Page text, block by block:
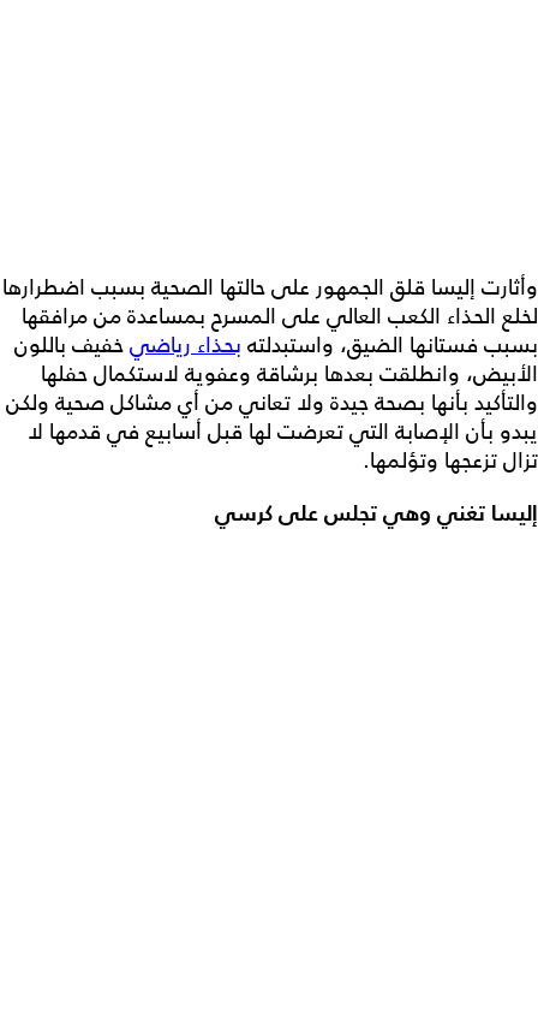
وأثارت إليسا قلق الجمهور على حالتها الصحية بسبب اضطرارها
لخلع الحذاء الكعب العالي على المسرح بمساعدة من مرافقها
بسبب فستانها الضيق، واستبدلته بحذاء رياضيخفيف باللون
الأبيض، وانطلقت بعدها برشاقة وعفوية لاستكمال حفلها
والتأكيد بأنها بصحة جيدة ولا تعاني من أي مشاكل صحية ولكن
يبدو بأن الإصابة التي تعرضت لها قبل أسابيع في قدمها لا
تزال تزعجها وتؤلمها.
إليسا تغني وهي تجلس على كرسي